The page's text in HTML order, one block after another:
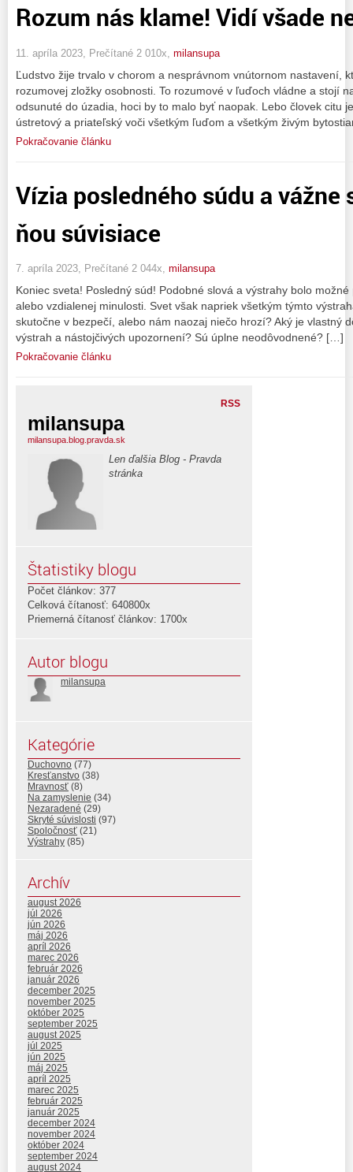
Rozum nás klame! Vidí všade
11. apríla 2023, Prečítané 2 010x, milansupa
Ľudstvo žije trvalo v chorom a nesprávnom vnútornom nastavení,
rozumovej zložky osobnosti. To rozumové v ľuďoch vládne a stojí
odsunuté do úzadia, hoci by to malo byť naopak. Lebo človek citu
ústretový a priateľský voči všetkým ľuďom a všetkým živým
Pokračovanie článku
Vízia posledného súdu a
ňou súvisiace
7. apríla 2023, Prečítané 2 044x, milansupa
Koniec sveta! Posledný súd! Podobné slová a výstrahy bolo
alebo vzdialenej minulosti. Svet však napriek všetkým týmto
skutočne v bezpečí, alebo nám naozaj niečo hrozí? Aký je vlastný
výstrah a nástojčivých upozornení? Sú úplne neodôvodnené? […]
Pokračovanie článku
RSS
milansupa
milansupa.blog.pravda.sk
Len ďalšia Blog - Pravda
stránka
Štatistiky blogu
Počet článkov: 377
Celková čítanosť: 640800x
Priemerná čítanosť článkov: 1700x
Autor blogu
milansupa
Kategórie
Duchovno (77)
Kresťanstvo (38)
Mravnosť (8)
Na zamyslenie (34)
Nezaradené (29)
Skryté súvislosti (97)
Spoločnosť (21)
Výstrahy (85)
Archív
august 2026
júl 2026
jún 2026
máj 2026
apríl 2026
marec 2026
február 2026
január 2026
december 2025
november 2025
október 2025
september 2025
august 2025
júl 2025
jún 2025
máj 2025
apríl 2025
marec 2025
február 2025
január 2025
december 2024
november 2024
október 2024
september 2024
august 2024